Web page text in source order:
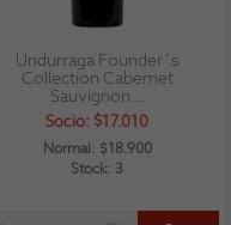
Undurraga Founder´s
Collection Cabernet
Sauvignon...
Socio: $17.010
Normal: $18.900
Stock: 3